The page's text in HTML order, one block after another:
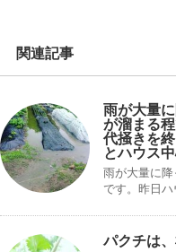
関連記事
雨が大量
が溜まる
代掻きを
とハウス
雨が大量に
です。昨日ハ
パクチは